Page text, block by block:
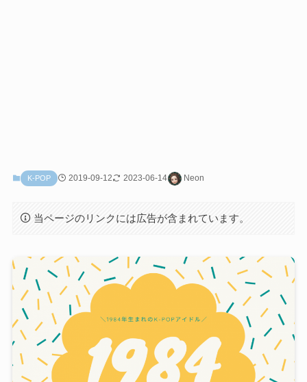
K-POP 2019-09-12 2023-06-14 Neon
当ページのリンクには広告が含まれています。